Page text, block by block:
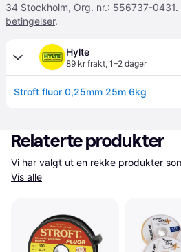
34 Stockholm, Org. nr.: 556737-0431.
betingelser.
Hylte
89 kr frakt, 1–2 dager
Stroft fluor 0,25mm 25m 6kg
Relaterte produkter
Vis alle